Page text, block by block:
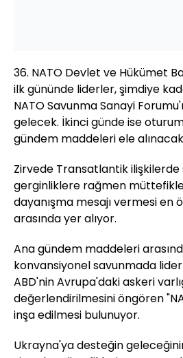
36. NATO Devlet ve Hükümet
ilk gününde liderler, şimdiye
NATO Savunma Sanayi
gelecek. İkinci günde ise
gündem maddeleri ele
Zirvede Transatlantik
gerginliklere rağmen
dayanışma mesajı vermesi en
arasında yer alıyor.
Ana gündem maddeleri
konvansiyonel savunmada
ABD'nin Avrupa'daki askeri
değerlendirilmesini öngören
inşa edilmesi bulunuyor.
Ukrayna'ya desteğin